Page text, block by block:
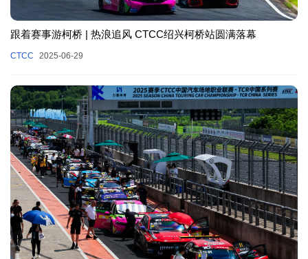
跟着赛事游柯桥 | 热浪追风 CTCC绍兴柯桥站圆满落幕
CTCC 2025-06-29